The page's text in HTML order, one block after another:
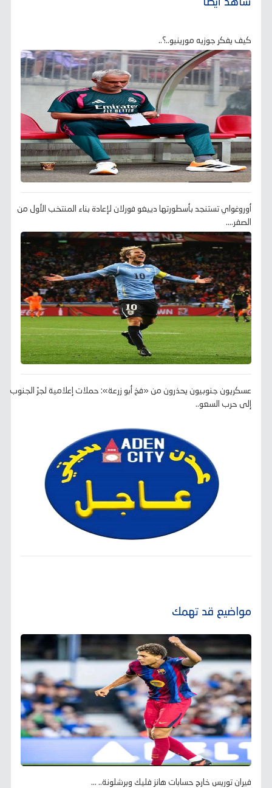
كيف يفكر جوزيه مورينيو..؟..
أوروغواي تستنجد بأسطورتها دييغو فورلان لإعادة بناء المنتخب الأول من
الصفر....
عسكريون جنوبيون يحذرون من «فخ أبو زرعة»: حملات إعلامية لجرّ الجنوب
إلى حرب السعو..
مواضيع قد تهمك
فيران توريس خارج حسابات هانز فليك وبرشلونة.. ...